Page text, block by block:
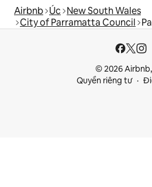
Airbnb Úc New South Wales
City of Parramatta Council
© 2026
Quyền riêng tư